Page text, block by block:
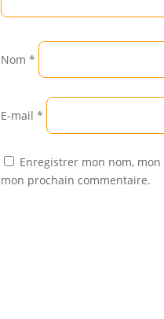
Nom *
E-mail *
Enregistrer mon nom,
mon prochain commentaire.